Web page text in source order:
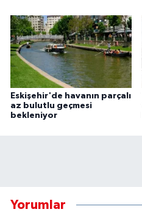
Eskişehir'de havanın parçalı
az bulutlu geçmesi
bekleniyor
Yorumlar